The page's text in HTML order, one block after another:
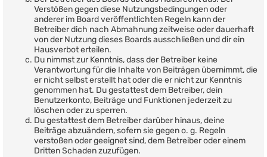
Verstößen gegen diese Nutzungsbedingungen oder
anderer im Board veröffentlichten Regeln kann der
Betreiber dich nach Abmahnung zeitweise oder dauerhaft
von der Nutzung dieses Boards ausschließen und dir ein
Hausverbot erteilen.
Du nimmst zur Kenntnis, dass der Betreiber keine
Verantwortung für die Inhalte von Beiträgen übernimmt, die
er nicht selbst erstellt hat oder die er nicht zur Kenntnis
genommen hat. Du gestattest dem Betreiber, dein
Benutzerkonto, Beiträge und Funktionen jederzeit zu
löschen oder zu sperren.
Du gestattest dem Betreiber darüber hinaus, deine
Beiträge abzuändern, sofern sie gegen o. g. Regeln
verstoßen oder geeignet sind, dem Betreiber oder einem
Dritten Schaden zuzufügen.